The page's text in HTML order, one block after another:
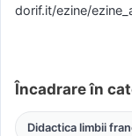
dorif.it/ezine/
Încadrare în
Didactica limbii